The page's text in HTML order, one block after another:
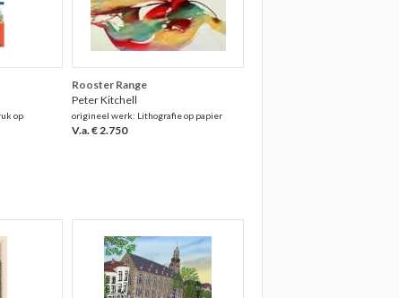
op
Rooster Range
Peter Kitchell
origineel werk: Lithografie op papier
V.a. € 2.750